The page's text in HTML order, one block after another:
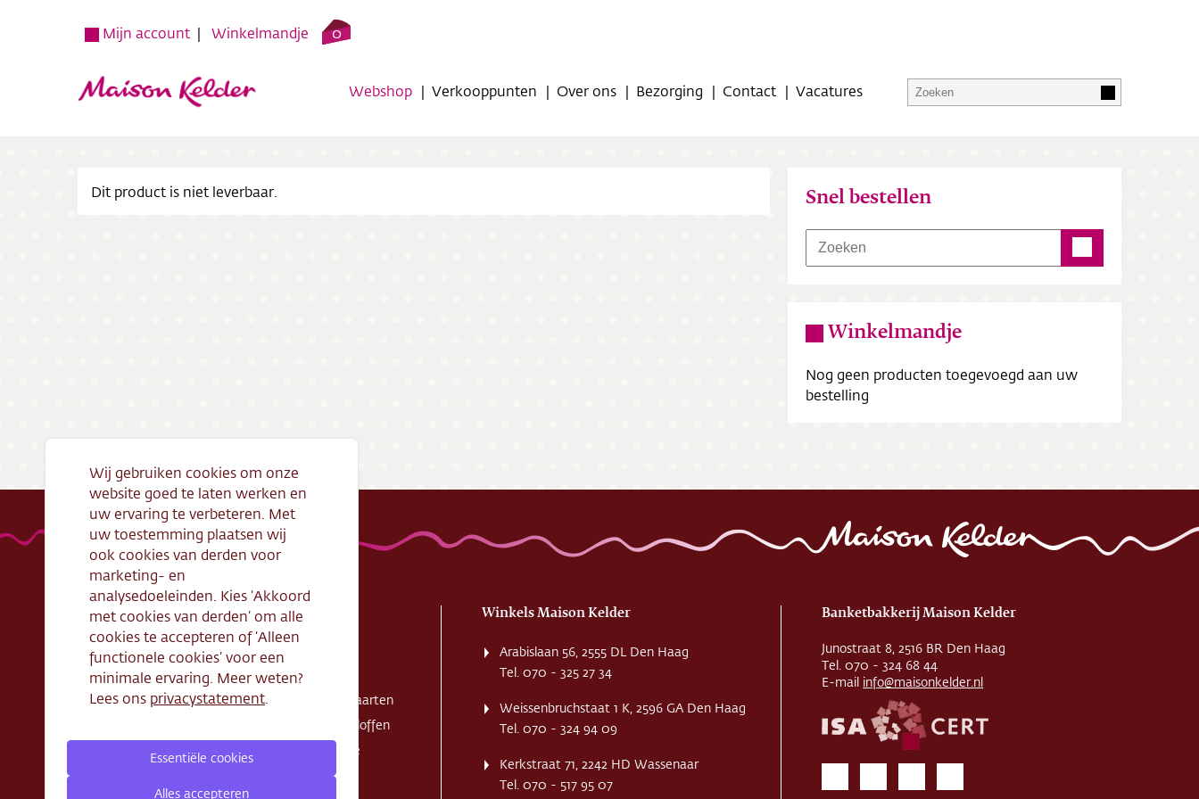
Mijn account Winkelmandje 0
Webshop Verkooppunten Over ons Bezorging Contact Vacatures
Dit product is niet leverbaar. Snel bestellen
Winkelmandje
Nog geen producten toegevoegd aan uw
bestelling
Handige links
Openingstijden
Algemene
voorwaarden
ondernemen
Cadeaubon
Zakelijke bestelling
Webshop
Taarten
Exclusieve taarten
Schnitte - Sloffen
Koek - Cake
Winkels Maison Kelder
Arabislaan 56, 2555 DL Den Haag
Tel. 070 - 325 27 34
Weissenbruchstaat 1 K, 2596 GA Den Haag
Tel. 070 - 324 94 09
Kerkstraat 71, 2242 HD Wassenaar
Tel. 070 - 517 95 07
Banketbakkerij Maison Kelder
Junostraat 8, 2516 BR Den Haag
Tel. 070 - 324 68 44
E-mail info@maisonkelder.nl
Wij gebruiken cookies om onze
website goed te laten werken en
uw ervaring te verbeteren. Met
uw toestemming plaatsen wij
ook cookies van derden voor
marketing- en
analysedoeleinden. Kies ‘Akkoord
met cookies van derden’ om alle
cookies te accepteren of ‘Alleen
functionele cookies’ voor een
minimale ervaring. Meer weten?
Lees ons privacystatement.
Essentiële cookies
Alles accepteren